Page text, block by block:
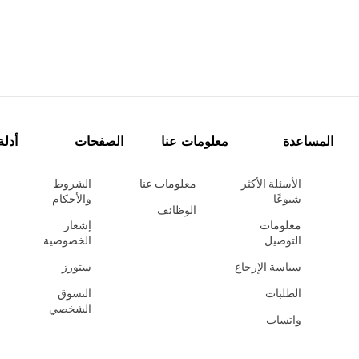
المساعدة
الأسئلة الأكثر
شيوعًا
معلومات
التوصيل
سياسة الإرجاع
الطلبات
واتساب
معلومات عنا
معلومات عنا
الوظائف
الصفحات
الشروط
والأحكام
إشعار
الخصوصية
ستورز
التسوق
الشخصي